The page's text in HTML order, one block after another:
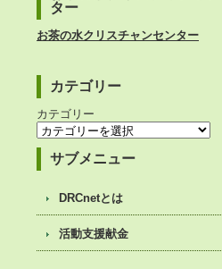
ター
お茶の水クリスチャンセンター
カテゴリー
カテゴリー
サブメニュー
DRCnetとは
活動支援献金